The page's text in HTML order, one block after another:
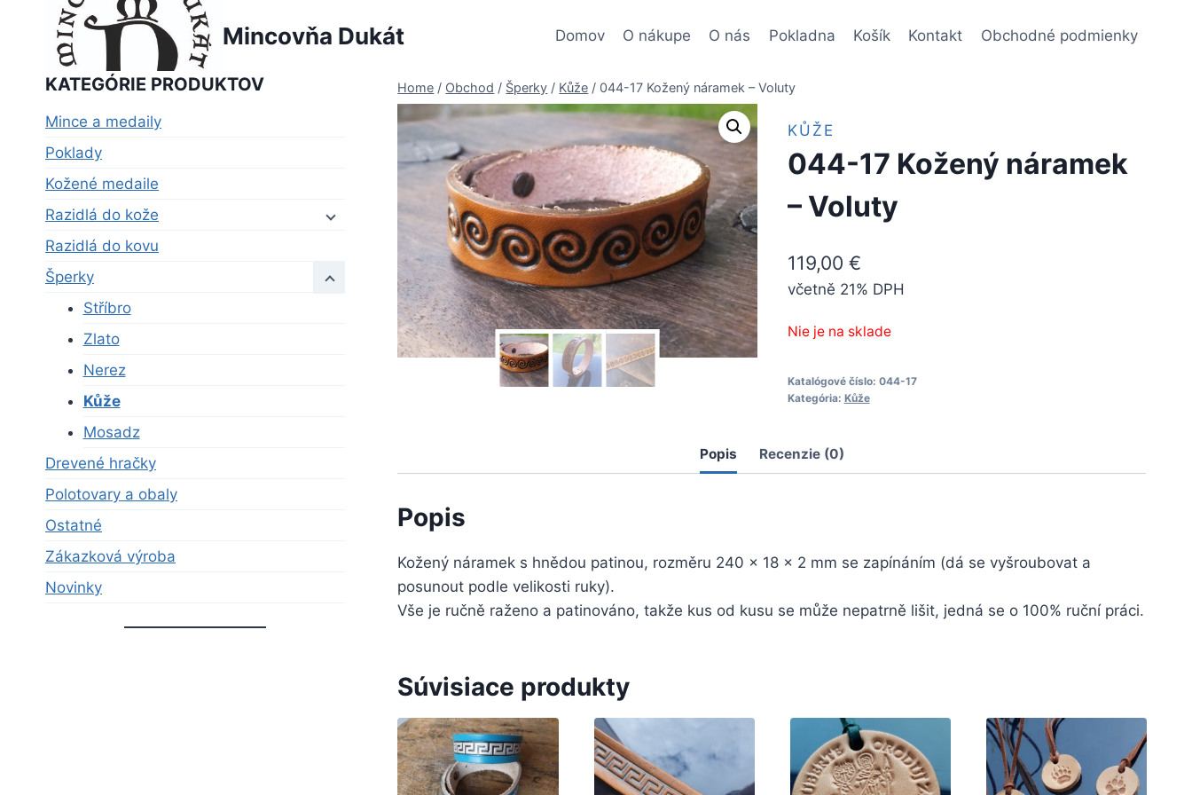
Mincovňa Dukát Domov O nákupe O nás Pokladna Košík Kontakt Obchodné podmienky
Home / Obchod / Šperky / Kůže / 044-17 Kožený náramek – Voluty
KŮŽE
044-17 Kožený náramek
– Voluty
119,00 €
včetně 21% DPH
Nie je na sklade
Katalógové číslo: 044-17
Kategória: Kůže
Popis Recenzie (0)
Popis
Kožený náramek s hnědou patinou, rozměru 240 x 18 x 2 mm se zapínáním (dá se vyšroubovat a
posunout podle velikosti ruky).
Vše je ručně raženo a patinováno, takže kus od kusu se může nepatrně lišit, jedná se o 100% ruční práci.
Súvisiace produkty
KATEGÓRIE PRODUKTOV
Mince a medaily
Poklady
Kožené medaile
Razidlá do kože
Razidlá do kovu
Šperky
Stříbro
Zlato
Nerez
Kůže
Mosadz
Drevené hračky
Polotovary a obaly
Ostatné
Zákazková výroba
Novinky